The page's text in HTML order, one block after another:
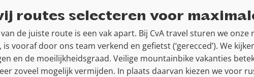
routes selecteren voor
de juiste route is een vak apart. Bij CvA travel sturen we
is vooraf door ons team verkend en gefietst (‘gerecced’). We
en de moeilijkheidsgraad. Veilige mountainbike vakanties
zoveel mogelijk vermijden. In plaats daarvan kiezen we voor